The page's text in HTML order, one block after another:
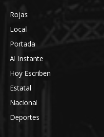
Rojas
Local
Portada
Al Instante
Hoy Escriben
Estatal
Nacional
Deportes